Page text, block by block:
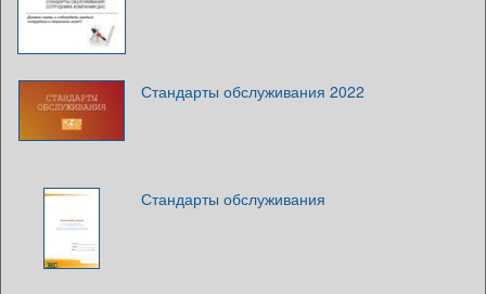
Стандарты обслуживания 2022
Стандарты обслуживания